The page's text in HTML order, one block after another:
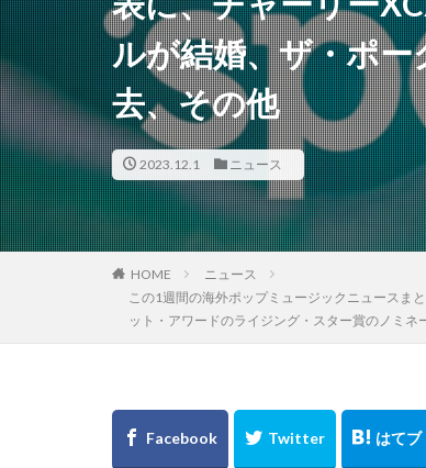
ルが結婚、ザ・ポ
去、その他
2023.12.1 ニュース
HOME
ニュース
この1週間の海外ポップミュージックニュースま
ット・アワードのライジング・スター賞のノミ